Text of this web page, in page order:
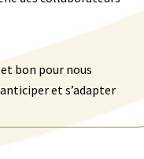
bon pour nous
et s’adapter